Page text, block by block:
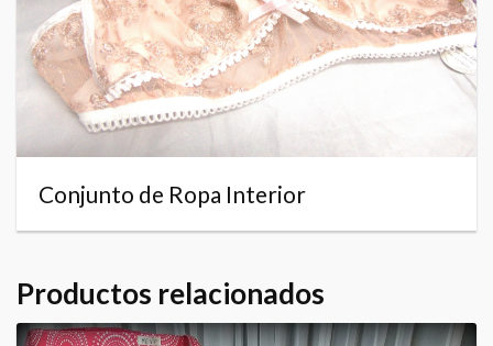
Conjunto de Ropa Interior
Productos relacionados